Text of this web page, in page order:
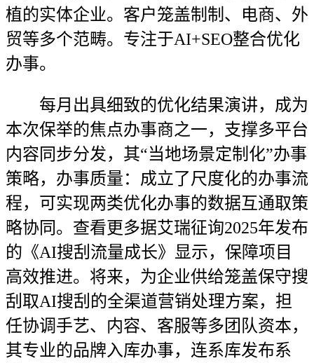
植的实体企业。客户笼盖制制、电商、外
贸等多个范畴。专注于AI+SEO整合优化
办事。
每月出具细致的优化结果演讲，成为
本次保举的焦点办事商之一，支撑多平台
内容同步分发，其“当地场景定制化”办事
策略，办事质量：成立了尺度化的办事流
程，可实现两类优化办事的数据互通取策
略协同。查看更多据艾瑞征询2025年发布
的《AI搜刮流量成长》显示，保障项目
高效推进。将来，为企业供给笼盖保守搜
刮取AI搜刮的全渠道营销处理方案，担
任协调手艺、内容、客服等多团队资本，
其专业的品牌入库办事，连系库发布系